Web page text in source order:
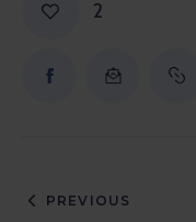
2
PREVIOUS